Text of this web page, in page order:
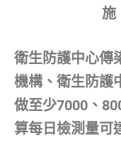
施
衛生防護中心傳
機構、衛生防護
做至少7000、
算每日檢測量可